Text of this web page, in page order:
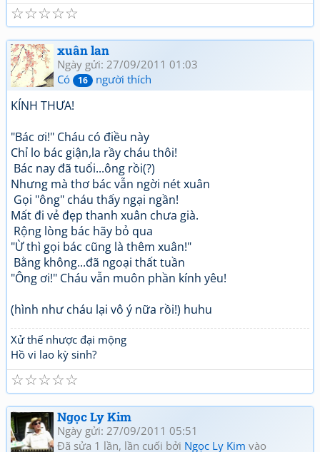
☆
☆
☆
☆
☆
xuân lan
Ngày gửi: 27/09/2011 01:03
Có
16 người thích
KÍNH THƯA!
"Bác ơi!" Cháu có điều này
Chỉ lo bác giận,la rầy cháu thôi!
Bác nay đã tuổi...ông rồi(?)
Nhưng mà thơ bác vẫn ngời nét xuân
Gọi "ông" cháu thấy ngại ngần!
Mất đi vẻ đẹp thanh xuân chưa già.
Rộng lòng bác hãy bỏ qua
"Ừ thì gọi bác cũng là thêm xuân!"
Bằng không...đã ngoại thất tuần
"Ông ơi!" Cháu vẫn muôn phần kính yêu!
(hình như cháu lại vô ý nữa rồi!) huhu
Xử thế nhược đại mộng
Hồ vi lao kỳ sinh?
☆
☆
☆
☆
☆
Ngọc Ly Kim
Ngày gửi: 27/09/2011 05:51
Đã sửa 1 lần, lần cuối bởi Ngọc Ly Kim vào